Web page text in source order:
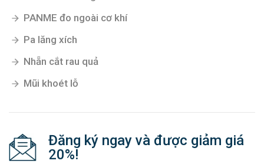
PANME đo ngoài cơ khí
Pa lăng xích
Nhẵn cắt rau quả
Mũi khoét lỗ
Đăng ký ngay và được giảm giá
20%!